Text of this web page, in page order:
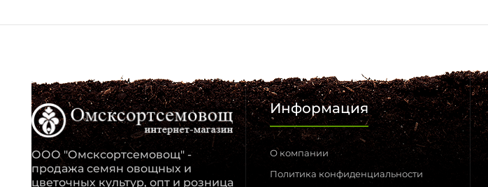
ООО "Омсксортсемовощ" -
продажа семян овощных и
цветочных культур, опт и розница
Информация
О компании
Политика конфиденциальности